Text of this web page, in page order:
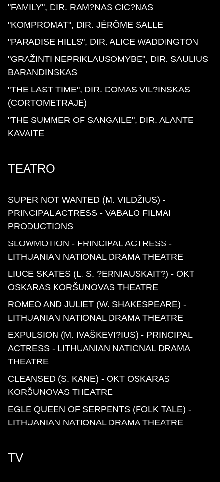
"FAMILY", DIR. RAM?NAS CIC?NAS
"KOMPROMAT", DIR. JÉRÔME SALLE
"PARADISE HILLS", DIR. ALICE WADDINGTON
"GRAŽINTI NEPRIKLAUSOMYBE", DIR. SAULIUS
BARANDINSKAS
"THE LAST TIME", DIR. DOMAS VIL?INSKAS
(CORTOMETRAJE)
"THE SUMMER OF SANGAILE", DIR. ALANTE
KAVAITE
TEATRO
SUPER NOT WANTED (M. VILDŽIUS) -
PRINCIPAL ACTRESS - VABALO FILMAI
PRODUCTIONS
SLOWMOTION - PRINCIPAL ACTRESS -
LITHUANIAN NATIONAL DRAMA THEATRE
LIUCE SKATES (L. S. ?ERNIAUSKAIT?) - OKT
OSKARAS KORŠUNOVAS THEATRE
ROMEO AND JULIET (W. SHAKESPEARE) -
LITHUANIAN NATIONAL DRAMA THEATRE
EXPULSION (M. IVAŠKEVI?IUS) - PRINCIPAL
ACTRESS - LITHUANIAN NATIONAL DRAMA
THEATRE
CLEANSED (S. KANE) - OKT OSKARAS
KORŠUNOVAS THEATRE
EGLE QUEEN OF SERPENTS (FOLK TALE) -
LITHUANIAN NATIONAL DRAMA THEATRE
TV